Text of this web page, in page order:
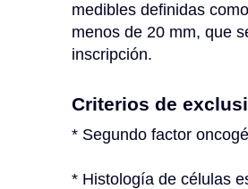
medibles definidas
menos de 20 mm, que
inscripción.
Criterios de
* Segundo factor
* Histología de células